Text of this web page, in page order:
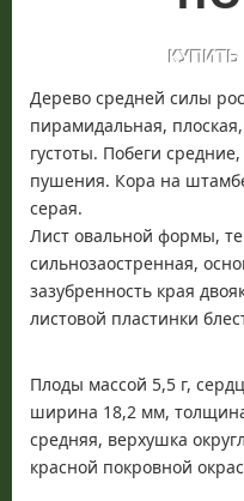
Дерево средней силы
пирамидальная,
густоты. Побеги
пушения. Кора на
серая.
Лист овальной формы,
сильнозаостренная,
зазубренность края
листовой пластинки
Плоды массой 5,5 г,
ширина 18,2 мм,
средняя, верхушка
красной покровной